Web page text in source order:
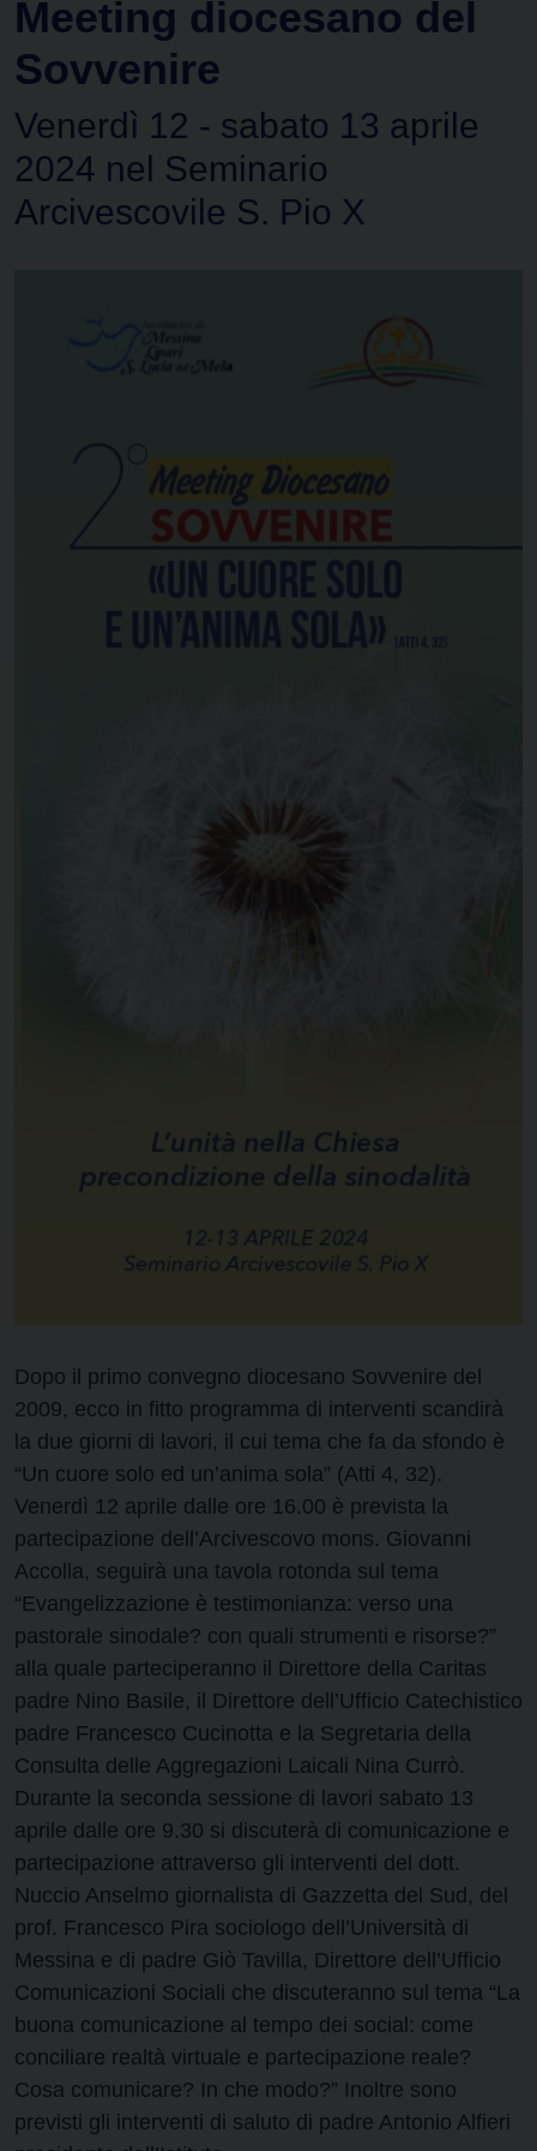
Meeting diocesano del
Sovvenire
Venerdì 12 - sabato 13 aprile
2024 nel Seminario
Arcivescovile S. Pio X
Dopo il primo convegno diocesano Sovvenire del
2009, ecco in fitto programma di interventi scandirà
la due giorni di lavori, il cui tema che fa da sfondo è
“Un cuore solo ed un’anima sola” (Atti 4, 32).
Venerdì 12 aprile dalle ore 16.00 è prevista la
partecipazione dell’Arcivescovo mons. Giovanni
Accolla, seguirà una tavola rotonda sul tema
“Evangelizzazione è testimonianza: verso una
pastorale sinodale? con quali strumenti e risorse?”
alla quale parteciperanno il Direttore della Caritas
padre Nino Basile, il Direttore dell’Ufficio Catechistico
padre Francesco Cucinotta e la Segretaria della
Consulta delle Aggregazioni Laicali Nina Currò.
Durante la seconda sessione di lavori sabato 13
aprile dalle ore 9.30 si discuterà di comunicazione e
partecipazione attraverso gli interventi del dott.
Nuccio Anselmo giornalista di Gazzetta del Sud, del
prof. Francesco Pira sociologo dell’Università di
Messina e di padre Giò Tavilla, Direttore dell’Ufficio
Comunicazioni Sociali che discuteranno sul tema “La
buona comunicazione al tempo dei social: come
conciliare realtà virtuale e partecipazione reale?
Cosa comunicare? In che modo?” Inoltre sono
previsti gli interventi di saluto di padre Antonio Alfieri